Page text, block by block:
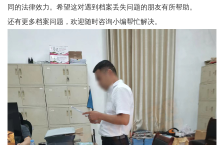
同的法律效力。希望这对遇到档案丢失问题的朋友有所帮助。
还有更多档案问题，欢迎随时咨询小编帮忙解决。